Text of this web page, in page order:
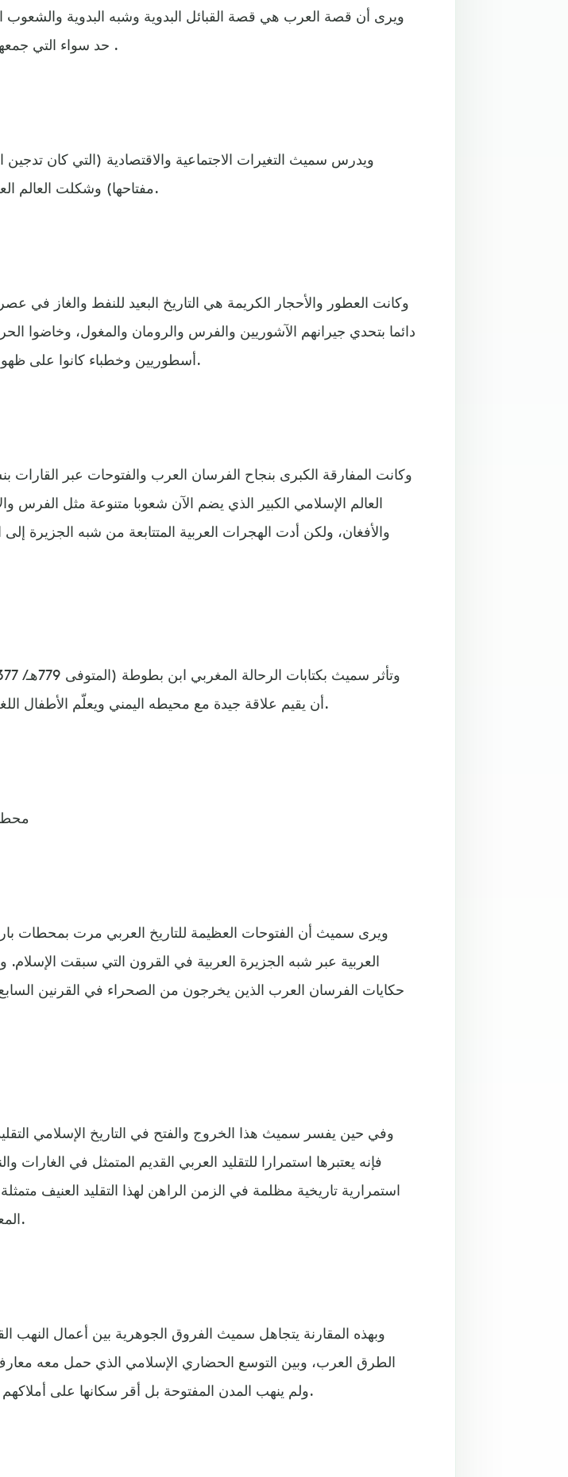
ويرى أن قصة العرب هي قصة القبائل البدوية وشبه البدوية
حد سواء التي جمعها لسان واحد ودين واحد .
ويدرس سميث التغيرات الاجتماعية والاقتصادية (التي كان
مفتاحها) وشكلت العالم العربي قبل مجيء الإسلام.
وكانت العطور والأحجار الكريمة هي التاريخ البعيد للنفط والغاز في
دائما بتحدي جيرانهم الآشوريين والفرس والرومان والمغول، وخاضوا
أسطوريين وخطباء كانوا على ظهور خيولهم بأسلحة خفيفة.
وكانت المفارقة الكبرى بنجاح الفرسان العرب والفتوحات عبر القارات
العالم الإسلامي الكبير الذي يضم الآن شعوبا متنوعة مثل الفرس
والأفغان، ولكن أدت الهجرات العربية المتتابعة من شبه الجزيرة
أن يقيم علاقة جيدة مع محيطه اليمني ويعلّم الأطفال اللغة الإنجليزية والموسيقى.
ويرى سميث أن الفتوحات العظيمة للتاريخ العربي مرت بمحطات
العربية عبر شبه الجزيرة العربية في القرون التي سبقت
حكايات الفرسان العرب الذين يخرجون من الصحراء في القرنين السابع
وفي حين يفسر سميث هذا الخروج والفتح في التاريخ الإسلامي
فإنه يعتبرها استمرارا للتقليد العربي القديم المتمثل في الغارات
استمرارية تاريخية مظلمة في الزمن الراهن لهذا التقليد العنيف
المعاصرين مثل بشار الأسد.
وبهذه المقارنة يتجاهل سميث الفروق الجوهرية بين أعمال النهب
الطرق العرب، وبين التوسع الحضاري الإسلامي الذي حمل معه
ولم ينهب المدن المفتوحة بل أقر سكانها على أملاكهم بعد تغيير نظامها الحاكم.